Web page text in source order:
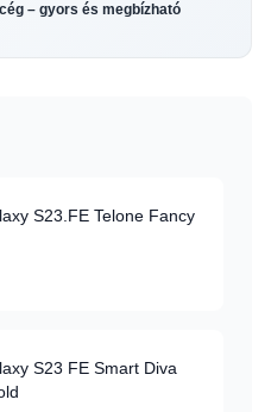
– gyors és megbízható
S23.FE Telone Fancy
S23 FE Smart Diva